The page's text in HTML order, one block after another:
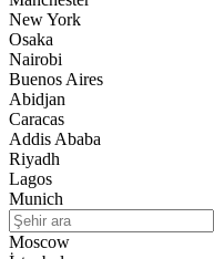
New York
Osaka
Nairobi
Buenos Aires
Abidjan
Caracas
Addis Ababa
Riyadh
Lagos
Munich
Moscow